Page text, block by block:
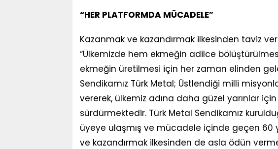
“HER PLATFORMDA MÜCADELE”
Kazanmak ve kazandırmak ilkesinden taviz
“Ülkemizde hem ekmeğin adilce
ekmeğin üretilmesi için her zaman elinden
Sendikamız Türk Metal; Üstlendiği milli
vererek, ülkemiz adına daha güzel yarınlar
sürdürmektedir. Türk Metal Sendikamız
üyeye ulaşmış ve mücadele içinde geçen 60
ve kazandırmak ilkesinden de asla ödün